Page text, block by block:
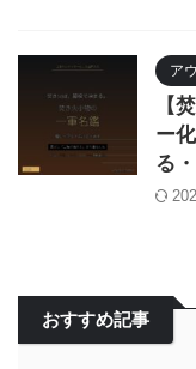
ア
【
ー
る
おすすめ記事